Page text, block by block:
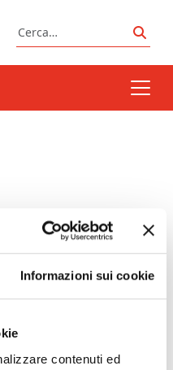
Informazioni sui cookie
contenuti ed
Cerca